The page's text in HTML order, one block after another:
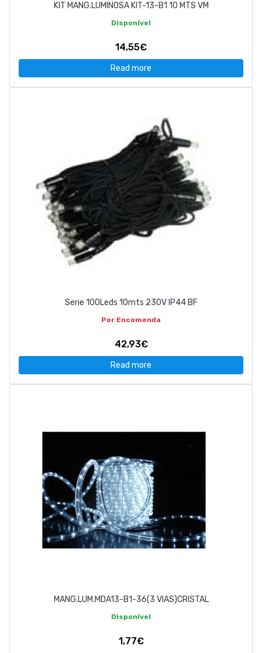
KIT MANG.LUMINOSA KIT-13-B1 10 MTS VM
Disponível
14,55€
Read more
Serie 100Leds 10mts 230V IP44 BF
Por Encomenda
42,93€
Read more
MANG.LUM.MDA13-B1-36(3 VIAS)CRISTAL
Disponível
1,77€